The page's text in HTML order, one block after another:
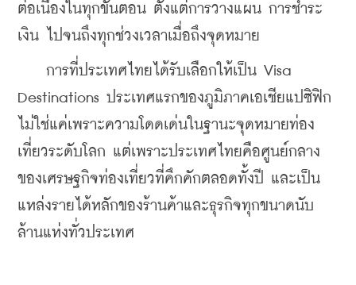
ต่อเนื่องในทุกขั้นตอน ตั้งแต่การวางแผน การชำระ
เงิน ไปจนถึงทุกช่วงเวลาเมื่อถึงจุดหมาย
การที่ประเทศไทยได้รับเลือกให้เป็น Visa
Destinations ประเทศแรกของภูมิภาคเอเชียแปซิฟิก
ไม่ใช่แค่เพราะความโดดเด่นในฐานะจุดหมายท่อง
เที่ยวระดับโลก แต่เพราะประเทศไทยคือศูนย์กลาง
ของเศรษฐกิจท่องเที่ยวที่คึกคักตลอดทั้งปี และเป็น
แหล่งรายได้หลักของร้านค้าและธุรกิจทุกขนาดนับ
ล้านแห่งทั่วประเทศ